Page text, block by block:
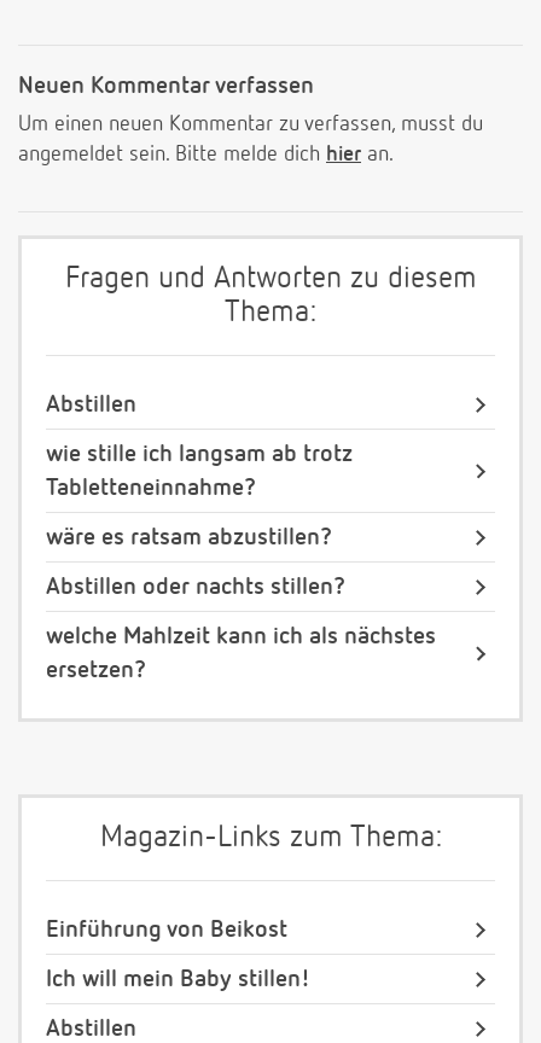
Neuen Kommentar verfassen
Um einen neuen Kommentar zu verfassen, musst du
angemeldet sein. Bitte melde dich hier an.
Fragen und Antworten zu diesem
Thema:
Abstillen
wie stille ich langsam ab trotz
Tabletteneinnahme?
wäre es ratsam abzustillen?
Abstillen oder nachts stillen?
welche Mahlzeit kann ich als nächstes
ersetzen?
Magazin-Links zum Thema:
Einführung von Beikost
Ich will mein Baby stillen!
Abstillen